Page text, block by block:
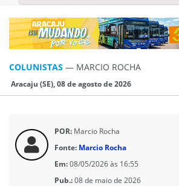
COLUNISTAS — MARCIO ROCHA
Aracaju (SE), 08 de agosto de 2026
POR: Marcio Rocha
Fonte: Marcio Rocha
Em:08/05/2026 às 16:55
Pub.:08 de maio de 2026